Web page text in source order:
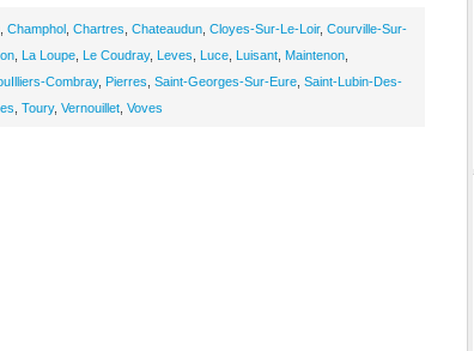
Champhol Chartres Chateaudun Cloyes-Sur-Le-Loir, Courville-Sur-
La Loupe Le Coudray, Leves Luce Luisant Maintenon
Combray, Pierres Saint-Georges-Sur-Eure Saint-Lubin-Des-
Toury, Vernouillet Voves